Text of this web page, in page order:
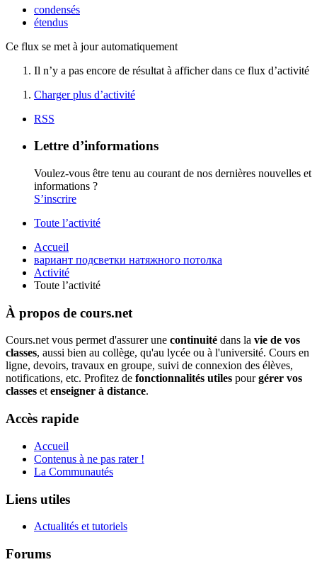
condensés
étendus
Ce flux se met à jour automatiquement
Il n’y a pas encore de résultat à afficher dans ce flux d’activité
Charger plus d’activité
RSS
Lettre d’informations
Voulez-vous être tenu au courant de nos dernières nouvelles et
informations ?
S’inscrire
Toute l’activité
Accueil
вариант подсветки натяжного потолка
Activité
Toute l’activité
À propos de cours.net
Cours.net vous permet d'assurer une continuité dans la vie de vos
classes, aussi bien au collège, qu'au lycée ou à l'université. Cours en
ligne, devoirs, travaux en groupe, suivi de connexion des élèves,
notifications, etc. Profitez de fonctionnalités utiles pourgérer vos
classes etenseigner à distance.
Accès rapide
Accueil
Contenus à ne pas rater !
La Communautés
Liens utiles
Actualités et tutoriels
Forums